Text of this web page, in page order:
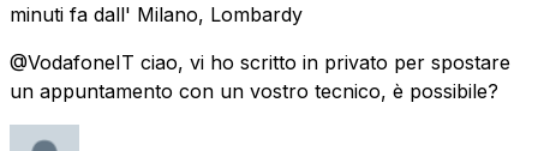
minuti fa dall' Milano, Lombardy
@VodafoneIT ciao, vi ho scritto in privato per spostare
un appuntamento con un vostro tecnico, è possibile?